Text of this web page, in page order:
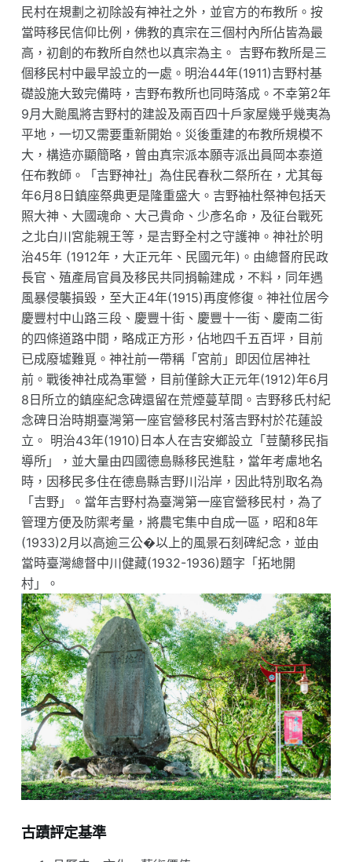
民村在規劃之初除設有神社之外，並官方的布教所。按
當時移民信仰比例，佛教的真宗在三個村內所佔皆為最
高，初創的布教所自然也以真宗為主。 吉野布教所是三
個移民村中最早設立的一處。明治44年(1911)吉野村基
礎設施大致完備時，吉野布教所也同時落成。不幸第2年
9月大颱風將吉野村的建設及兩百四十戶家屋幾乎幾夷為
平地，一切又需要重新開始。災後重建的布教所規模不
大，構造亦顯簡略，曾由真宗派本願寺派出員岡本泰道
任布教師。「吉野神社」為住民春秋二祭所在，尤其每
年6月8日鎮座祭典更是隆重盛大。吉野袖杜祭神包括天
照大神、大國魂命、大己貴命、少彥名命，及征台戰死
之北白川宮能親王等，是吉野全村之守護神。神社於明
治45年 (1912年，大正元年、民國元年)。由總督府民政
長官、殖產局官員及移民共同捐輸建成，不料，同年遇
風暴侵襲損毀，至大正4年(1915)再度修復。神社位居今
慶豐村中山路三段、慶豐十街、慶豐十一街、慶南二街
的四條道路中間，略成正方形，佔地四千五百坪，目前
已成廢墟難覓。神社前一帶稱「宮前」即因位居神社
前。戰後神社成為軍營，目前僅餘大正元年(1912)年6月
8日所立的鎮座紀念碑還留在荒煙蔓草間。吉野移氏村紀
念碑日治時期臺灣第一座官營移民村落吉野村於花蓮設
立。 明治43年(1910)日本人在吉安鄉設立「荳蘭移民指
導所」，並大量由四國德島縣移民進駐，當年考慮地名
時，因移民多住在德島縣吉野川沿岸，因此特別取名為
「吉野」。當年吉野村為臺灣第一座官營移民村，為了
管理方便及防禦考量，將農宅集中自成一區，昭和8年
(1933)2月以高逾三公�以上的風景石刻碑紀念，並由
當時臺灣總督中川健藏(1932-1936)題字「拓地開
村」。
古蹟評定基準